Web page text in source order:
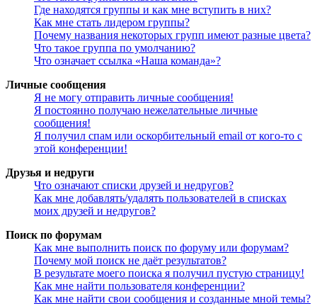
Где находятся группы и как мне вступить в них?
Как мне стать лидером группы?
Почему названия некоторых групп имеют разные цвета?
Что такое группа по умолчанию?
Что означает ссылка «Наша команда»?
Личные сообщения
Я не могу отправить личные сообщения!
Я постоянно получаю нежелательные личные
сообщения!
Я получил спам или оскорбительный email от кого-то с
этой конференции!
Друзья и недруги
Что означают списки друзей и недругов?
Как мне добавлять/удалять пользователей в списках
моих друзей и недругов?
Поиск по форумам
Как мне выполнить поиск по форуму или форумам?
Почему мой поиск не даёт результатов?
В результате моего поиска я получил пустую страницу!
Как мне найти пользователя конференции?
Как мне найти свои сообщения и созданные мной темы?